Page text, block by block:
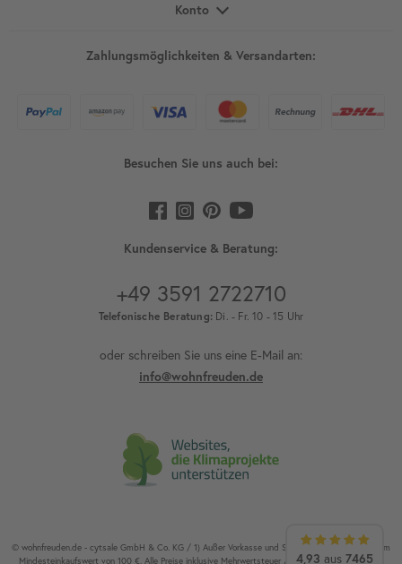
4,93 aus 7465
Konto
Zahlungsmöglichkeiten & Versandarten:
Besuchen Sie uns auch bei:
Kundenservice & Beratung:
+49 3591 2722710
Telefonische Beratung: Di. - Fr. 10 - 15 Uhr
oder schreiben Sie uns eine E-Mail an:
info@wohnfreuden.de
© wohnfreuden.de - cytsale GmbH & Co. KG / 1) Außer Vorkasse und Speditionsware. 2) Ab einem
Mindesteinkaufswert von 100 €. Alle Preise inklusive Mehrwertsteuer / Alle Rechte vorbehalten.